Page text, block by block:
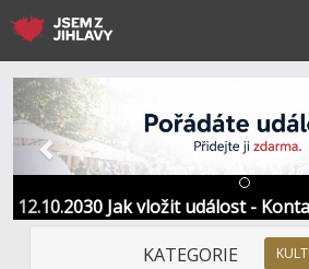
12.10.2030 Jak vložit událost -
Jihlavy
Předchozí
KATEGORIE